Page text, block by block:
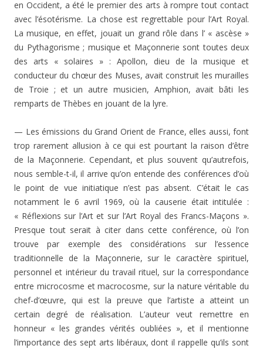
en Occident, a été le premier des arts à rompre tout contact
avec l’ésotérisme. La chose est regrettable pour l’Art Royal.
La musique, en effet, jouait un grand rôle dans l’ « ascèse »
du Pythagorisme ; musique et Maçonnerie sont toutes deux
des arts « solaires » : Apollon, dieu de la musique et
conducteur du chœur des Muses, avait construit les murailles
de Troie ; et un autre musicien, Amphion, avait bâti les
remparts de Thèbes en jouant de la lyre.
— Les émissions du Grand Orient de France, elles aussi, font
trop rarement allusion à ce qui est pourtant la raison d’être
de la Maçonnerie. Cependant, et plus souvent qu’autrefois,
nous semble-t-il, il arrive qu’on entende des conférences d’où
le point de vue initiatique n’est pas absent. C’était le cas
notamment le 6 avril 1969, où la causerie était intitulée :
« Réflexions sur l’Art et sur l’Art Royal des Francs-Maçons ».
Presque tout serait à citer dans cette conférence, où l’on
trouve par exemple des considérations sur l’essence
traditionnelle de la Maçonnerie, sur le caractère spirituel,
personnel et intérieur du travail rituel, sur la correspondance
entre microcosme et macrocosme, sur la nature véritable du
chef-d’œuvre, qui est la preuve que l’artiste a atteint un
certain degré de réalisation. L’auteur veut remettre en
honneur « les grandes vérités oubliées », et il mentionne
l’importance des sept arts libéraux, dont il rappelle qu’ils sont